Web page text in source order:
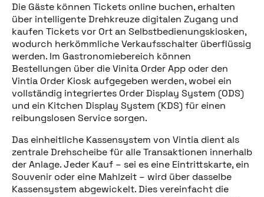
Die Gäste können Tickets online buchen, erhalten
über intelligente Drehkreuze digitalen Zugang und
kaufen Tickets vor Ort an Selbstbedienungskiosken,
wodurch herkömmliche Verkaufsschalter überflüssig
werden. Im Gastronomiebereich können
Bestellungen über die Vinita Order App oder den
Vintia Order Kiosk aufgegeben werden, wobei ein
vollständig integriertes Order Display System (ODS)
und ein Kitchen Display System (KDS) für einen
reibungslosen Service sorgen.
Das einheitliche Kassensystem von Vintia dient als
zentrale Drehscheibe für alle Transaktionen innerhalb
der Anlage. Jeder Kauf – sei es eine Eintrittskarte, ein
Souvenir oder eine Mahlzeit – wird über dasselbe
Kassensystem abgewickelt. Dies vereinfacht die